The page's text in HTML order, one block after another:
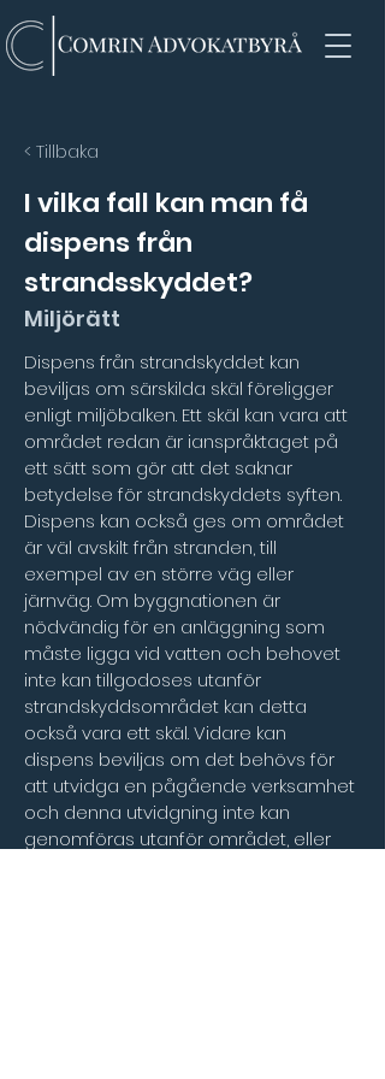
< Tillbaka
I vilka fall kan man få
dispens från
strandsskyddet?
Miljörätt
Dispens från strandskyddet kan
beviljas om särskilda skäl föreligger
enligt miljöbalken. Ett skäl kan vara att
området redan är ianspråktaget på
ett sätt som gör att det saknar
betydelse för strandskyddets syften.
Dispens kan också ges om området
är väl avskilt från stranden, till
exempel av en större väg eller
järnväg. Om byggnationen är
nödvändig för en anläggning som
måste ligga vid vatten och behovet
inte kan tillgodoses utanför
strandskyddsområdet kan detta
också vara ett skäl. Vidare kan
dispens beviljas om det behövs för
att utvidga en pågående verksamhet
och denna utvidgning inte kan
genomföras utanför området, eller